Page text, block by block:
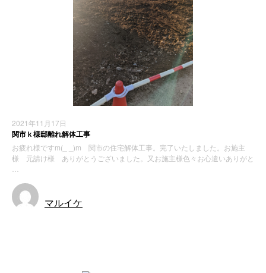
2021年11月17日
関市ｋ様邸離れ解体工事
お疲れ様ですm(_ _)m 関市の住宅解体工事。完了いたしました。お施主
様 元請け様 ありがとうございました。又お施主様色々お心遣いありがと
マルイケ